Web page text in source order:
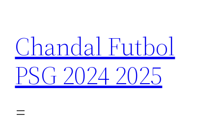
contenido
Chandal Futbol
PSG 2024 2025